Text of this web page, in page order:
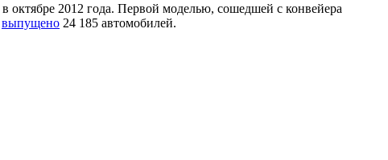
в октябре 2012 года. Первой моделью, сошедшей с конвейера
выпущено 24 185 автомобилей.